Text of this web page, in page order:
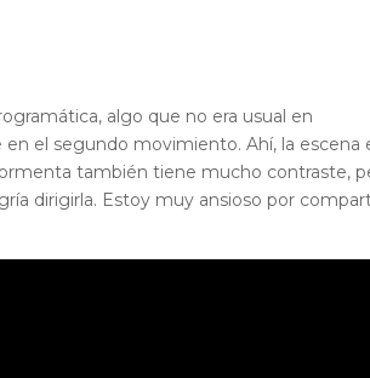
algo que no era usual en
el segundo movimiento. Ahí, la escena
también tiene mucho contraste,
dirigirla. Estoy muy ansioso por